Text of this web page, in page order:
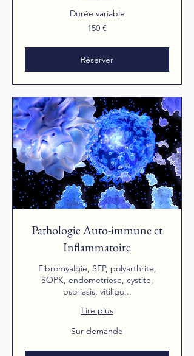
Durée variable
150 €
Réserver
Pathologie Auto-immune et
Inflammatoire
Fibromyalgie, SEP, polyarthrite,
SOPK, endometriose, cystite,
psoriasis, vitiligo...
Lire plus
Sur demande